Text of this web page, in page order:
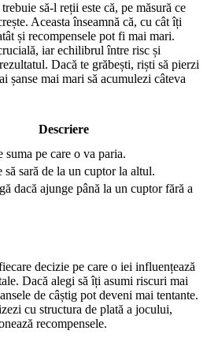
să-l reții este că, pe măsură ce
Aceasta înseamnă că, cu cât îți
și recompensele pot fi mai mari.
iar echilibrul între risc și
Dacă te grăbești, riști să pierzi
șanse mai mari să acumulezi câteva
Descriere
suma pe care o va paria.
să sară de la un cuptor la altul.
dacă ajunge până la un cuptor fără a
decizie pe care o iei influențează
Dacă alegi să îți asumi riscuri mai
de câștig pot deveni mai tentante.
cu structura de plată a jocului,
recompensele.